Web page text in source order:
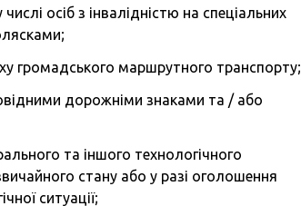
осіб з інвалідністю на спеціальних
громадського маршрутного транспорту;
дорожніми знаками та / або
та іншого технологічного
стану або у разі оголошення
ситуації;